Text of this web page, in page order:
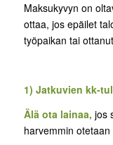
Maksukyvyn on
ottaa, jos epäilet
työpaikan tai
1) Jatkuvien kk-
Älä ota lainaa, jos
harvemmin